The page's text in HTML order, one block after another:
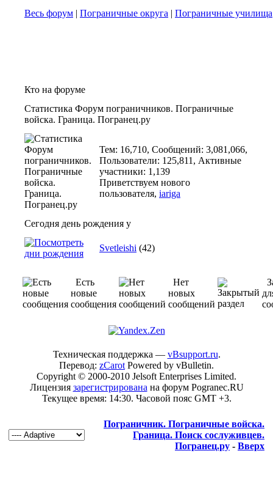
Весь форум | Пограничные округа | Пограничные училища
Кто на форуме
Статистика Форум пограничников. Пограничные
войска. Граница. Погранец.ру
Тем: 16,710, Сообщений: 3,081,066,
Пользователи: 125,811, Активные
участники: 1,139
Приветствуем нового
пользователя, iariga
Сегодня день рождения у
Svetleishi (42)
Есть
новые
сообщения
Нет
новых
сообщений
Техническая поддержка — vBsupport.ru.
Перевод: zCarot Powered by vBulletin.
Copyright © 2000-2010 Jelsoft Enterprises Limited.
Лицензия зарегистрирована на форум Pogranec.RU
Текущее время: 14:30. Часовой пояс GMT +3.
Пограничник. Пограничные войска.
Граница. Поиск сослуживцев.
Погранец.ру - Вверх